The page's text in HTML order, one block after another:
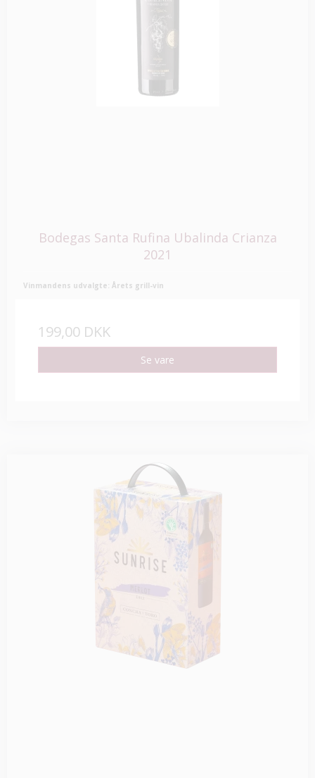
Bodegas Santa Rufina Ubalinda Crianza
2021
Vinmandens udvalgte: Årets grill-vin
199,00 DKK
Se vare